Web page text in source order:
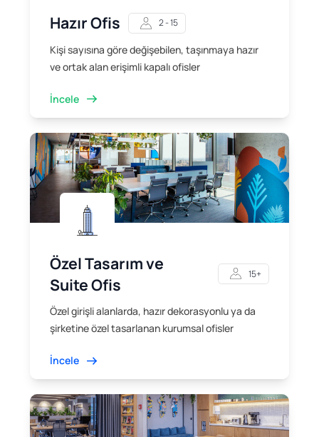
Hazır Ofis 2 - 15
Kişi sayısına göre değişebilen, taşınmaya hazır
ve ortak alan erişimli kapalı ofisler
İncele
Özel Tasarım ve
Suite Ofis
15+
Özel girişli alanlarda, hazır dekorasyonlu ya da
şirketine özel tasarlanan kurumsal ofisler
İncele